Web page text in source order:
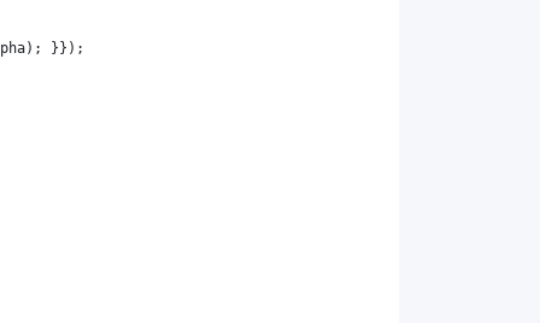
); }});